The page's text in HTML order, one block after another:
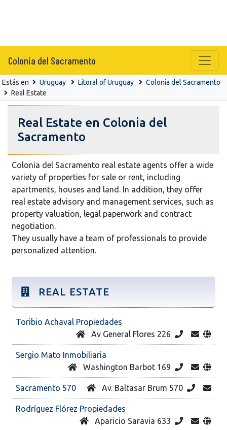
Colonia del Sacramento
Estás en Uruguay Litoral of Uruguay
Colonia del Sacramento
Real Estate
Real Estate en Colonia del
Sacramento
Colonia del Sacramento real estate agents offer a wide
variety of properties for sale or rent, including
apartments, houses and land. In addition, they offer
real estate advisory and management services, such as
property valuation, legal paperwork and contract
negotiation.
They usually have a team of professionals to provide
personalized attention.
REAL ESTATE
Toribio Achaval Propiedades
Av General Flores 226
Sergio Mato Inmobiliaria
Washington Barbot 169
Sacramento 570 Av. Baltasar Brum 570
Rodríguez Flórez Propiedades
Aparicio Saravia 633